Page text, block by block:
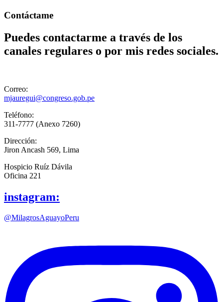
Contáctame
Puedes contactarme a través de los
canales regulares o por mis redes sociales.
Correo:
mjauregui@congreso.gob.pe
Teléfono:
311-7777 (Anexo 7260)
Dirección:
Jiron Ancash 569, Lima
Hospicio Ruíz Dávila
Oficina 221
instagram:
@MilagrosAguayoPeru